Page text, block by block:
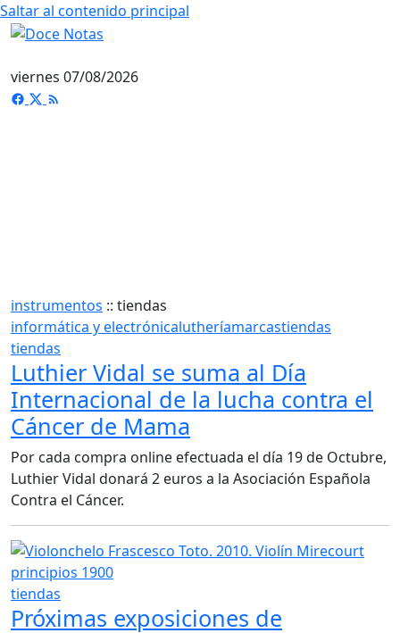
Saltar al contenido principal
viernes 07/08/2026
instrumentos :: tiendas
informática y electrónicalutheríamarcastiendas
tiendas
Luthier Vidal se suma al Día
Internacional de la lucha contra el
Cáncer de Mama
Por cada compra online efectuada el día 19 de Octubre,
Luthier Vidal donará 2 euros a la Asociación Española
Contra el Cáncer.
tiendas
Próximas exposiciones de